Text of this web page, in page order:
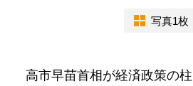
写真1枚
高市早苗首相が経済政策の